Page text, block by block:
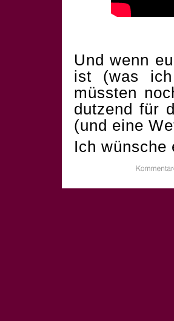
Und wenn
ist (was
müssten
dutzend für
(und eine
Ich